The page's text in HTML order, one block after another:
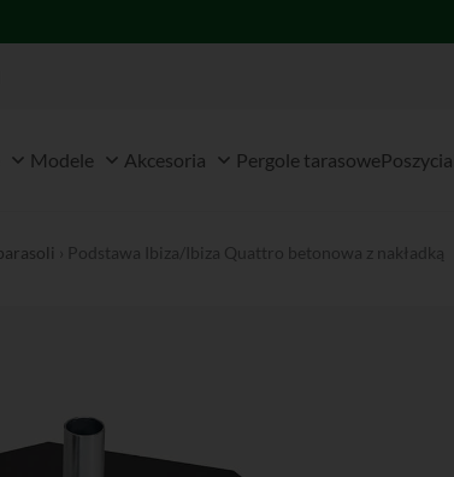
Open Meble ogrodowe
Modele Open Modele
Akcesoria Open Akcesoria
Pergole tarasowePoszycia
› Podstawa Ibiza/Ibiza Quattro betonowa z nakładką